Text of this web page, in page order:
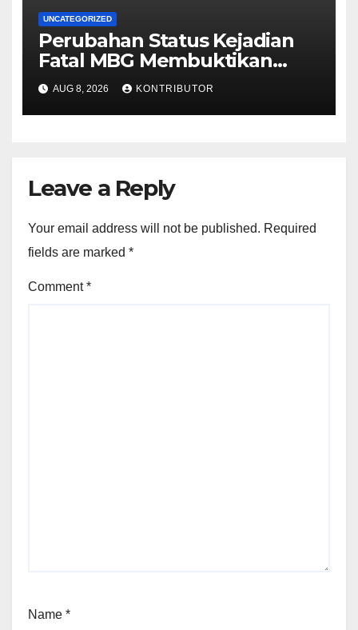
UNCATEGORIZED
Perubahan Status Kejadian
Fatal MBG Membuktikan
Pemerintah Tidak Main-main
AUG 8, 2026 KONTRIBUTOR
Leave a Reply
Your email address will not be published. Required
fields are marked *
Comment*
Name *